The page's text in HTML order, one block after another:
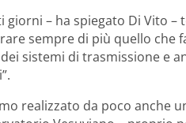
giorni – ha spiegato Di Vito
sempre di più quello che
sistemi di trasmissione e
realizzato da poco anche